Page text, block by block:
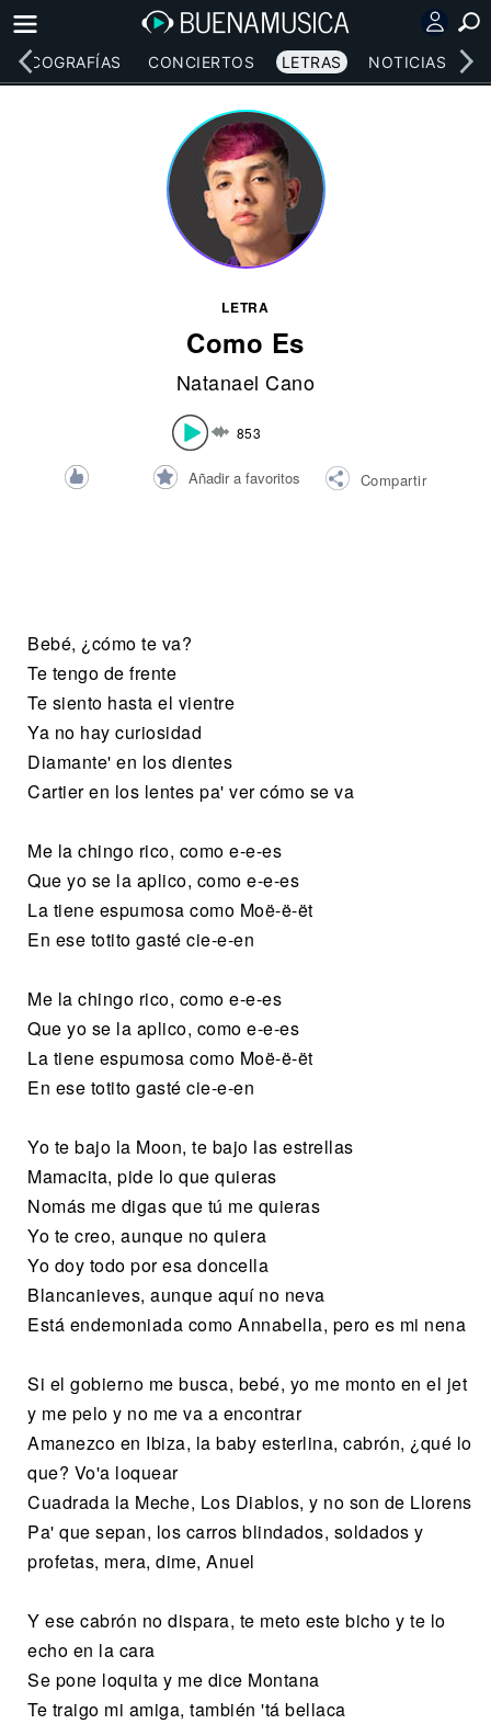
DISCOGRAFÍAS CONCIERTOS LETRAS NOTICIAS
LETRA
Como Es
Natanael Cano
853
Añadir a favoritos Compartir
Bebé, ¿cómo te va?
Te tengo de frente
Te siento hasta el vientre
Ya no hay curiosidad
Diamante' en los dientes
Cartier en los lentes pa' ver cómo se va
Me la chingo rico, como e-e-es
Que yo se la aplico, como e-e-es
La tiene espumosa como Moë-ë-ët
En ese totito gasté cie-e-en
Me la chingo rico, como e-e-es
Que yo se la aplico, como e-e-es
La tiene espumosa como Moë-ë-ët
En ese totito gasté cie-e-en
Yo te bajo la Moon, te bajo las estrellas
Mamacita, pide lo que quieras
Nomás me digas que tú me quieras
Yo te creo, aunque no quiera
Yo doy todo por esa doncella
Blancanieves, aunque aquí no neva
Está endemoniada como Annabella, pero es mi nena
Si el gobierno me busca, bebé, yo me monto en el jet
y me pelo y no me va a encontrar
Amanezco en Ibiza, la baby esterlina, cabrón, ¿qué lo
que? Vo'a loquear
Cuadrada la Meche, Los Diablos, y no son de Llorens
Pa' que sepan, los carros blindados, soldados y
profetas, mera, dime, Anuel
Y ese cabrón no dispara, te meto este bicho y te lo
echo en la cara
Se pone loquita y me dice Montana
Te traigo mi amiga, también 'tá bellaca